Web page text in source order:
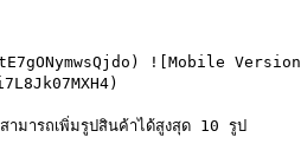
![Mobile Version
มารถเพิ่มรูปสินค้าได้สูงสุด 10 รูป